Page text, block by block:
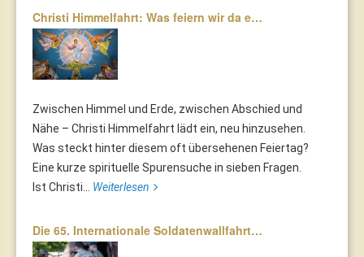
Christi Himmelfahrt: Was feiern wir da e…
Zwischen Himmel und Erde, zwischen Abschied und
Nähe – Christi Himmelfahrt lädt ein, neu hinzusehen.
Was steckt hinter diesem oft übersehenen Feiertag?
Eine kurze spirituelle Spurensuche in sieben Fragen.
Ist Christi... Weiterlesen
Die 65. Internationale Soldatenwallfahrt…